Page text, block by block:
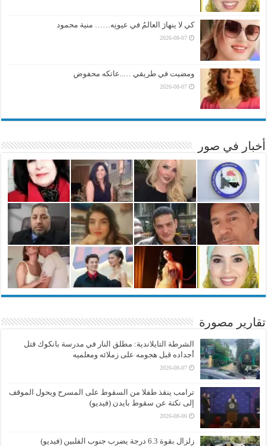
كي لا ينهارَ العالمُ في عيونِه…… منية محمود
2026-08-07
ومضيت في طريقي …..عاتكه محفوض
2026-08-07
أخبار في صور
تقارير مصورة
الشرطة التايلاندية: مطلق النار في مدرسة بانكوك قتل
أجداده قبل هجومه على زملائه ومعلميه
2026-08-07
ترامب ينقذ طفلا من السقوط على المسرح ويحول الموقف
إلى نكتة عن سقوط بايدن (فيديو)
2026-08-06
زلزال بقوة 6.3 درجة يضرب جنوب الفلبين (فيديو)